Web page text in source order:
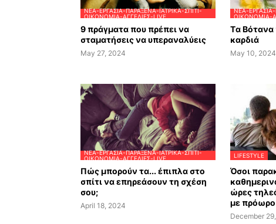
ΝΈΑ-ΕΡΓΑΣΊΑ-ΠΑΡΆΞΕΝΑ-ΙΑΤΡΙΚΆ-ΣΠΊΤΙ-
ΟΙΚΟΝΟΜΊΑ-ΑΓΓΕΛΊΕΣ-LIVE
9 πράγματα που πρέπει να
σταματήσεις να υπεραναλύεις
May 27, 2024
ΝΈΑ-ΕΡΓΑΣΊΑ-
ΟΙΚΟΝΟΜΊΑ-
Tα
καρδιά
May 10, 2024
ΝΈΑ-ΕΡΓΑΣΊΑ-ΠΑΡΆΞΕΝΑ-ΙΑΤΡΙΚΆ-ΣΠΊΤΙ-
ΟΙΚΟΝΟΜΊΑ-ΑΓΓΕΛΊΕΣ-LIVE
Πώς μπορούν τα... έπιπλα στο
σπίτι να επηρεάσουν τη σχέση
σου;
April 18, 2024
LIFESTYLE
Όσοι
ώρες
με
December